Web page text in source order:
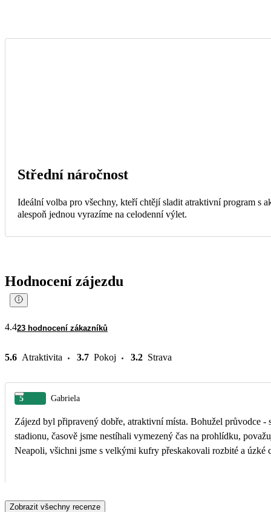
Střední náročnost
Ideální volba pro všechny, kteří chtějí sladit atraktivní program s
alespoň jednou vyrazíme na celodenní výlet.
Hodnocení zájezdu
4.423 hodnocení zákazníků
5.6 Atraktivita 3.7 Pokoj 3.2 Strava
5 Gabriela
Zájezd byl připravený dobře, atraktivní místa. Bohužel průvodce
stadionu, časově jsme nestíhali vymezený čas na prohlídku,
Neapoli, všichni jsme s velkými kufry přeskakovali rozbité a
Zobrazit všechny recenze